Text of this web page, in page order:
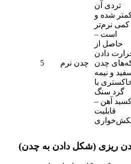
5 چدن نرم
تردی آن
شده و
کمی نرم‌تر
است –
حاصل از
دادن
چدن
و نیمه
با
گرد سنگ
آهن –
قابلیت
ریزی (شکل دادن به چدن)